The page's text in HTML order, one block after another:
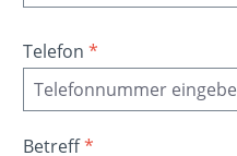
Telefon *
Betreff*